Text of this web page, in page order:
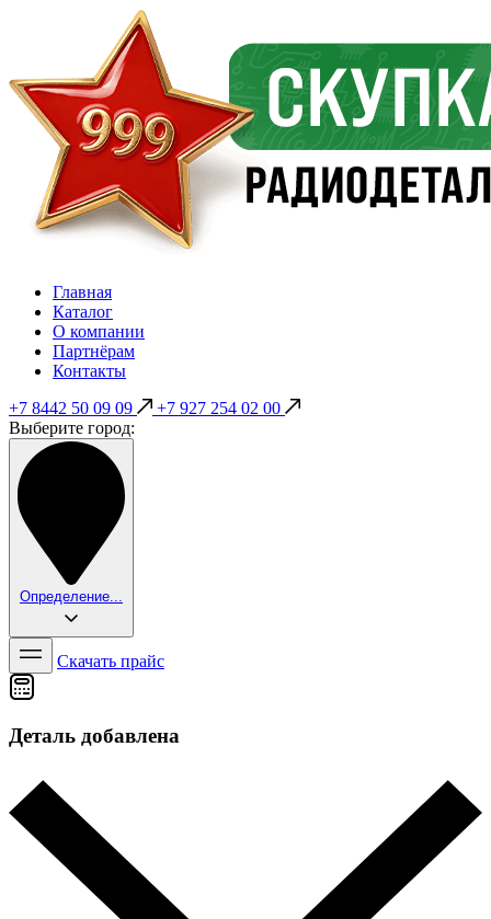
Главная
Каталог
О компании
Партнёрам
Контакты
+7 8442 50 09 09
+7 927 254 02 00
Выберите город:
Определение...
Скачать прайс
Деталь добавлена